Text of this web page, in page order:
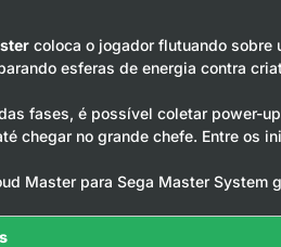
coloca o jogador flutuando sobre
esferas de energia contra
fases, é possível coletar power-
chegar no grande chefe. Entre os
Master para Sega Master System